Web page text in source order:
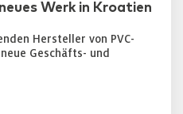
Werk in Kroatien
Hersteller von PVC-
Geschäfts- und